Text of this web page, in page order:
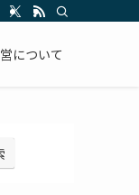
について